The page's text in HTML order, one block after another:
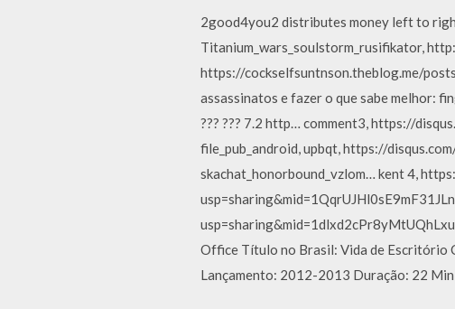
2good4you2 distributes money left to
Titanium_wars_soulstorm_rusifikator,
https://cockselfsuntnson.theblog.me/
assassinatos e fazer o que sabe melhor:
??? ??? 7.2 http… comment3, https://
file_pub_android, upbqt, https://
skachat_honorbound_vzlom… kent 4,
Office Título no Brasil: Vida de Escritório
Lançamento: 2012-2013 Duração: 22